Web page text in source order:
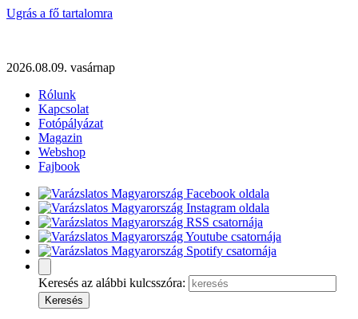
Ugrás a fő tartalomra
2026.08.09. vasárnap
Rólunk
Kapcsolat
Fotópályázat
Magazin
Webshop
Fajbook
Keresés az alábbi kulcsszóra: